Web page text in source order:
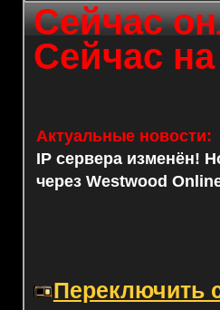
Сейчас
Сейчас
Актуальные новости:
IP сервера изменён!
через Westwood
Переключить